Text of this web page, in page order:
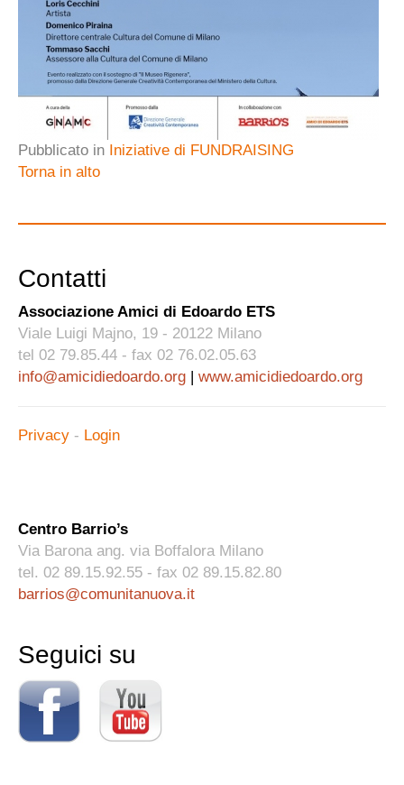
Pubblicato in Iniziative di FUNDRAISING
Torna in alto
Contatti
Associazione Amici di Edoardo ETS
Viale Luigi Majno, 19 - 20122 Milano
tel 02 79.85.44 - fax 02 76.02.05.63
info@amicidiedoardo.org | www.amicidiedoardo.org
Privacy - Login
Centro Barrio’s
Via Barona ang. via Boffalora Milano
tel. 02 89.15.92.55 - fax 02 89.15.82.80
barrios@comunitanuova.it
Seguici su